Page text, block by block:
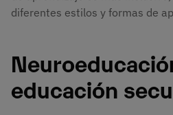
diferentes estilos y formas de
educación